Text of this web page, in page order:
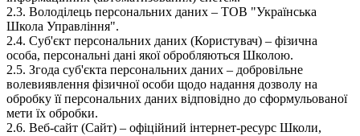
2.3. Володілець персональних даних – ТОВ "Українська
Школа Управління".
2.4. Суб'єкт персональних даних (Користувач) – фізична
особа, персональні дані якої обробляються Школою.
2.5. Згода суб'єкта персональних даних – добровільне
волевиявлення фізичної особи щодо надання дозволу на
обробку її персональних даних відповідно до сформульованої
мети їх обробки.
2.6. Веб-сайт (Сайт) – офіційний інтернет-ресурс Школи,